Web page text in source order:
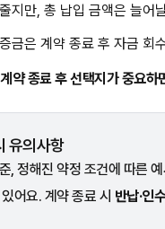
지만, 총 납입 금액은 늘어
금은 계약 종료 후 자금 회
약 종료 후 선택지가 중요하
유의사항
, 정해진 약정 조건에 따른
어요. 계약 종료 시 반납·인